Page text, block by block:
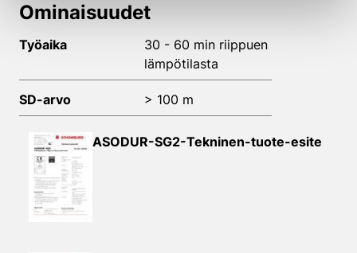
Ominaisuudet
Työaika
30 - 60 min riippuen
lämpötilasta
SD-arvo > 100 m
ASODUR-SG2-Tekninen-tuote-esite